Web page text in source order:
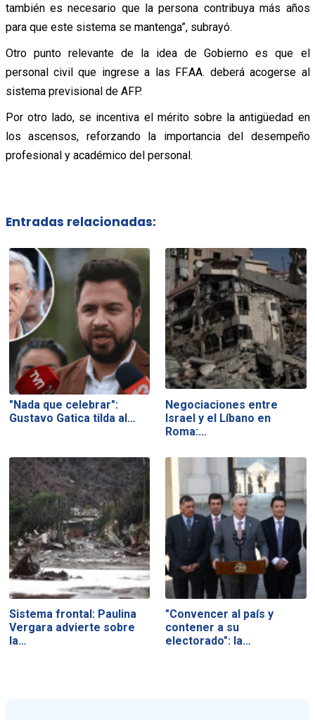
también es necesario que la persona contribuya más años
para que este sistema se mantenga”, subrayó.
Otro punto relevante de la idea de Gobierno es que el
personal civil que ingrese a las FF.AA. deberá acogerse al
sistema previsional de AFP.
Por otro lado, se incentiva el mérito sobre la antigüedad en
los ascensos, reforzando la importancia del desempeño
profesional y académico del personal.
Entradas relacionadas:
"Nada que celebrar":
Gustavo Gatica tilda al…
Negociaciones entre
Israel y el Líbano en
Roma:…
Sistema frontal: Paulina
Vergara advierte sobre
la…
"Convencer al país y
contener a su
electorado": la…